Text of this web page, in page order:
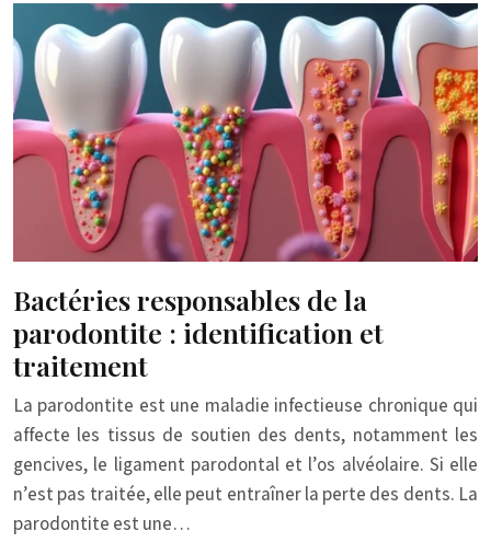
Bactéries responsables de la
parodontite : identification et
traitement
La parodontite est une maladie infectieuse chronique qui
affecte les tissus de soutien des dents, notamment les
gencives, le ligament parodontal et l’os alvéolaire. Si elle
n’est pas traitée, elle peut entraîner la perte des dents. La
parodontite est une…